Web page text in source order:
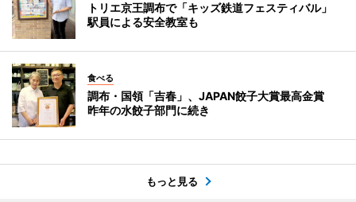
トリエ京王調布で「キッズ鉄道フェスティバル」
駅員による安全教室も
食べる
調布・国領「吉春」、JAPAN餃子大賞最高金賞
昨年の水餃子部門に続き
もっと見る